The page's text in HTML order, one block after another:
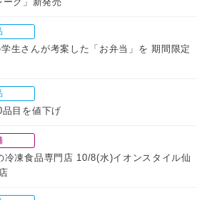
生さんが考案した「お弁当」を 期間限定
品目を値下げ
冷凍食品専門店 10/8(水)イオンスタイル仙